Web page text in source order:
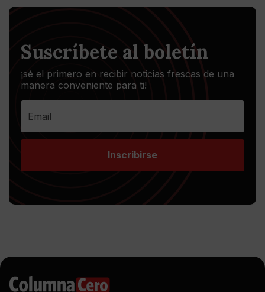
Suscríbete al boletín
¡sé el primero en recibir noticias frescas de una
manera conveniente para ti!
Inscribirse